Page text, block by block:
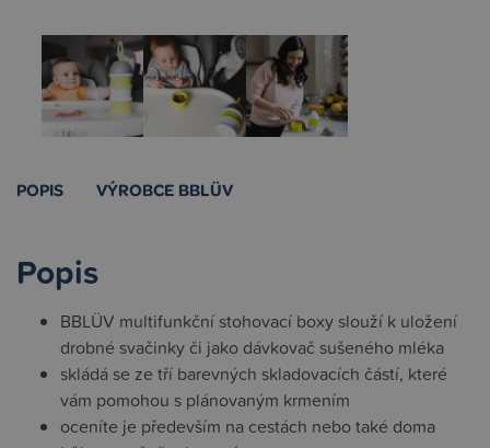
POPIS VÝROBCE BBLÜV
Popis
BBLÜV multifunkční stohovací boxy slouží k uložení
drobné svačinky či jako dávkovač sušeného mléka
skládá se ze tří barevných skladovacích částí, které
vám pomohou s plánovaným krmením
oceníte je především na cestách nebo také doma